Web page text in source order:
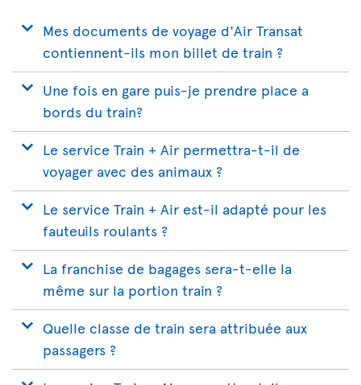
Mes documents de voyage d'Air Transat
contiennent-ils mon billet de train ?
Une fois en gare puis-je prendre place a
bords du train?
Le service Train + Air permettra-t-il de
voyager avec des animaux ?
Le service Train + Air est-il adapté pour les
fauteuils roulants ?
La franchise de bagages sera-t-elle la
même sur la portion train ?
Quelle classe de train sera attribuée aux
passagers ?